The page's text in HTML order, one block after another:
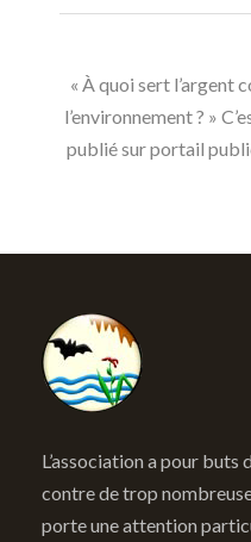
« À quoi sert l’argent
l’environnement ? »
publié sur portail
L’association a pour
contre de trop
porte une attention